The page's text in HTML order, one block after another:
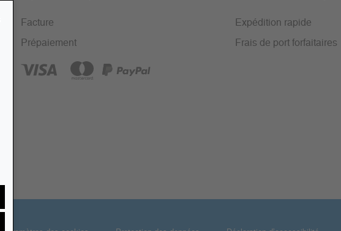
Facture
Prépaiement
Expédition rapide
Frais de port forfaitaires